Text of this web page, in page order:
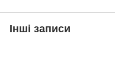
Інші записи